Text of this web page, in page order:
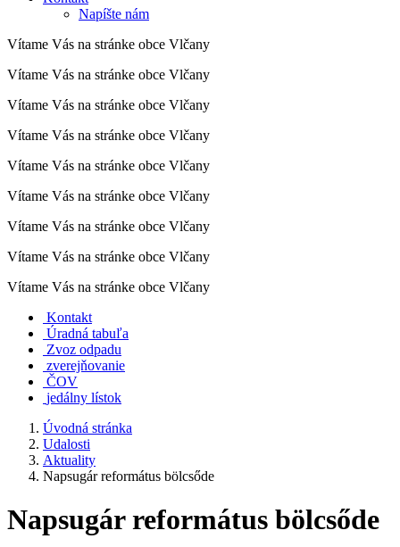
Napíšte nám
Vítame Vás na stránke obce Vlčany
Vítame Vás na stránke obce Vlčany
Vítame Vás na stránke obce Vlčany
Vítame Vás na stránke obce Vlčany
Vítame Vás na stránke obce Vlčany
Vítame Vás na stránke obce Vlčany
Vítame Vás na stránke obce Vlčany
Vítame Vás na stránke obce Vlčany
Vítame Vás na stránke obce Vlčany
Kontakt
Úradná tabuľa
Zvoz odpadu
zverejňovanie
ČOV
jedálny lístok
Úvodná stránka
Udalosti
Aktuality
Napsugár református bölcsőde
Napsugár református bölcsőde